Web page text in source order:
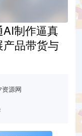
制作逼真
品带货与
源网